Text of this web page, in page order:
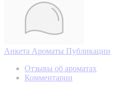
Анкета Ароматы Публикации
Отзывы об ароматах
Комментарии